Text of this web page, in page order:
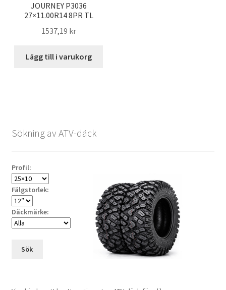
JOURNEY P3036
27×11.00R14 8PR TL
1537,19 kr
Lägg till i varukorg
Sökning av ATV-däck
Profil:
Fälgstorlek:
Däckmärke:
Sök